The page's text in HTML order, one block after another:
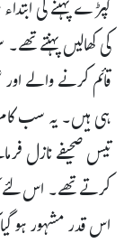
کپڑے پہننے کی
کی کھالیں پہنتے
قائم کرنے والے
ہی ہیں۔ یہ سب
تیس صحیفے نازل
کرتے تھے۔ اس
اس قدر مشہور ہو